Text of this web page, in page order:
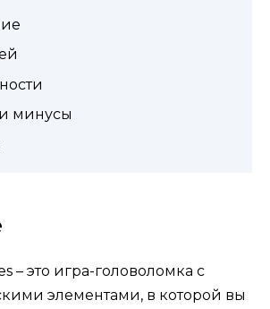
минусы
– это игра-головоломка с
элементами, в которой вы